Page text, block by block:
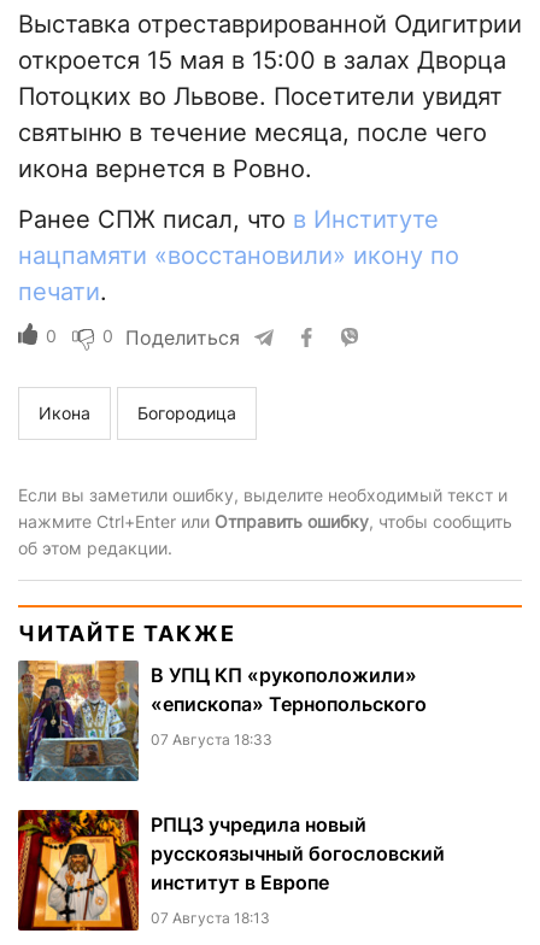
Выставка отреставрированной Одигитрии
откроется 15 мая в 15:00 в залах Дворца
Потоцких во Львове. Посетители увидят
святыню в течение месяца, после чего
икона вернется в Ровно.
Ранее СПЖ писал, что в Институте
нацпамяти «восстановили» икону по
печати.
0 0 Поделиться
Икона Богородица
Если вы заметили ошибку, выделите необходимый текст и
нажмите Ctrl+Enter или Отправить ошибку, чтобы сообщить
об этом редакции.
ЧИТАЙТЕ ТАКЖЕ
В УПЦ КП «рукоположили»
«епископа» Тернопольского
07 Августа 18:33
РПЦЗ учредила новый
русскоязычный богословский
институт в Европе
07 Августа 18:13